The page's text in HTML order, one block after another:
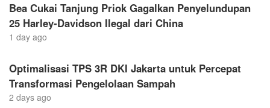
Bea Cukai Tanjung Priok Gagalkan Penyelundupan
25 Harley-Davidson Ilegal dari China
1 day ago
Optimalisasi TPS 3R DKI Jakarta untuk Percepat
Transformasi Pengelolaan Sampah
2 days ago